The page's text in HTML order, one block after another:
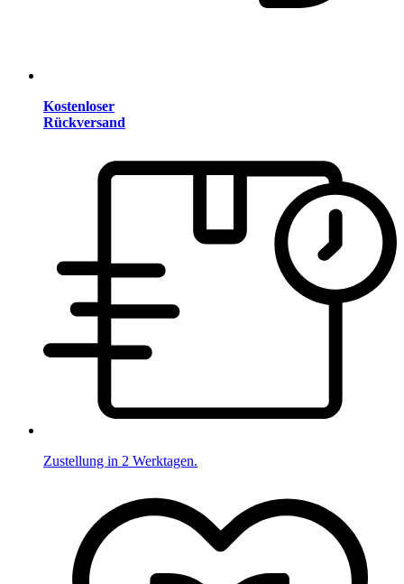
Kostenloser
Rückversand
Zustellung in 2 Werktagen.